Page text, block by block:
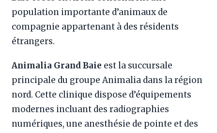
population importante d’animaux de
compagnie appartenant à des résidents
étrangers.
Animalia Grand Baie est la succursale
principale du groupe Animalia dans la région
nord. Cette clinique dispose d’équipements
modernes incluant des radiographies
numériques, une anesthésie de pointe et des